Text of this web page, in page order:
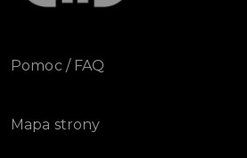
Pomoc / FAQ
Mapa strony